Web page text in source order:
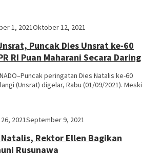
1, 2021Oktober 12, 2021
Puncak Dies Unsrat ke-60
RI Puan Maharani Secara Daring
peringatan Dies Natalis ke-60
(Unsrat) digelar, Rabu (01/09/2021). Meski
2021September 9, 2021
Rektor Ellen Bagikan
Rusunawa